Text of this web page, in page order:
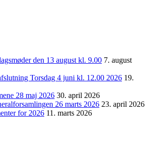
den 13 august kl. 9.00 7. august
Torsdag 4 juni kl. 12.00 2026 19.
28 maj 2026 30. april 2026
26 marts 2026 23. april 2026
for 2026 11. marts 2026